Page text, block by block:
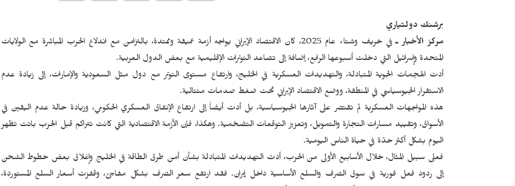
برشنك دولتياري
مركز الأخبار ـ
في خريف وشتاء عام 2025، كان الاقتصاد الإيراني يواجه أزمة عميقة وممتدة، بالتزامن مع اندلاع الحرب المباشرة مع الولايات
المتحدة وإسرائيل التي دخلت أسبوعها الرابع، إضافة إلى تصاعد التوترات الإقليمية مع بعض الدول العربية.
أدت الهجمات الجوية المتبادلة، والتهديدات العسكرية في الخليج، وارتفاع مستوى التوتر مع دول مثل السعودية والإمارات، إلى زيادة عدم
الاستقرار الجيوسياسي في المنطقة، ووضع الاقتصاد الإيراني تحت ضغط صدمات متتالية.
هذه المواجهات العسكرية لم تقتصر على آثارها الجيوسياسية، بل أدت أيضاً إلى ارتفاع الإنفاق العسكري الحكومي، وزيادة حالة عدم اليقين في
الأسواق، وتقييد مسارات التجارة والتمويل، وتعزيز التوقعات التضخمية. وهكذا، فإن الأزمة الاقتصادية التي كانت تتراكم قبل الحرب باتت تظهر
اليوم بشكل أكثر حدّة في حياة الناس اليومية.
فعلى سبيل المثال، خلال الأسابيع الأولى من الحرب، أدت التهديدات المتبادلة بشأن أمن طرق الطاقة في الخليج وإغلاق بعض خطوط الشحن
إلى ردود فعل فورية في سوق الصرف والسلع الأساسية داخل إيران. فقد ارتفع سعر الصرف بشكل مفاجئ، وقفزت أسعار السلع المستوردة،